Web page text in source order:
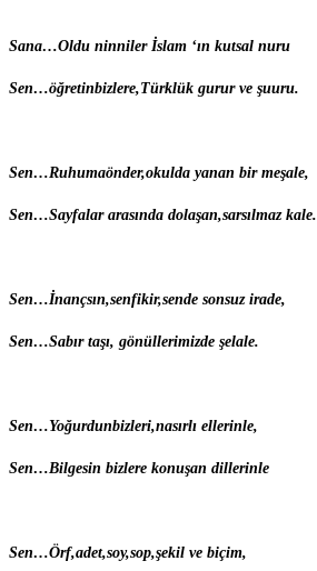
Sana…Oldu ninniler İslam ‘ın kutsal nuru
Sen…öğretinbizlere,Türklük gurur ve şuuru.
Sen…Ruhumaönder,okulda yanan bir meşale,
Sen…Sayfalar arasında dolaşan,sarsılmaz kale.
Sen…İnançsın,senfikir,sende sonsuz irade,
Sen…Sabır taşı, gönüllerimizde şelale.
Sen…Yoğurdunbizleri,nasırlı ellerinle,
Sen…Bilgesin bizlere konuşan dillerinle
Sen…Örf,adet,soy,sop,şekil ve biçim,